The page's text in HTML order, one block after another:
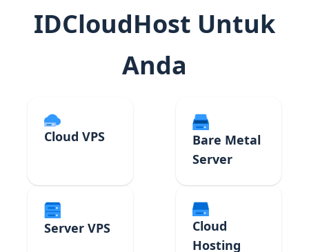
IDCloudHost Untuk
Anda
Cloud VPS
Bare Metal
Server
Server VPS
Cloud
Hosting